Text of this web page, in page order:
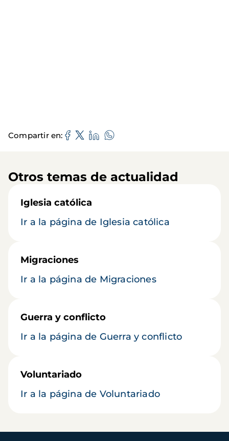
Compartir en
Otros temas de actualidad
Iglesia católica
Ir a la página de Iglesia católica
Migraciones
Ir a la página de Migraciones
Guerra y conflicto
Ir a la página de Guerra y conflicto
Voluntariado
Ir a la página de Voluntariado